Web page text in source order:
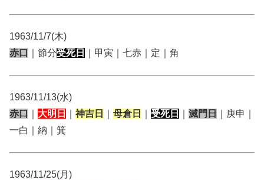
1963/11/7(木)
赤口
｜節分受死日 ｜甲寅｜七赤｜定｜角
1963/11/13(水)
赤口
大明日 神吉日 母倉日 受死日 滅門日
｜庚申｜
一白｜納｜箕
1963/11/25(月)